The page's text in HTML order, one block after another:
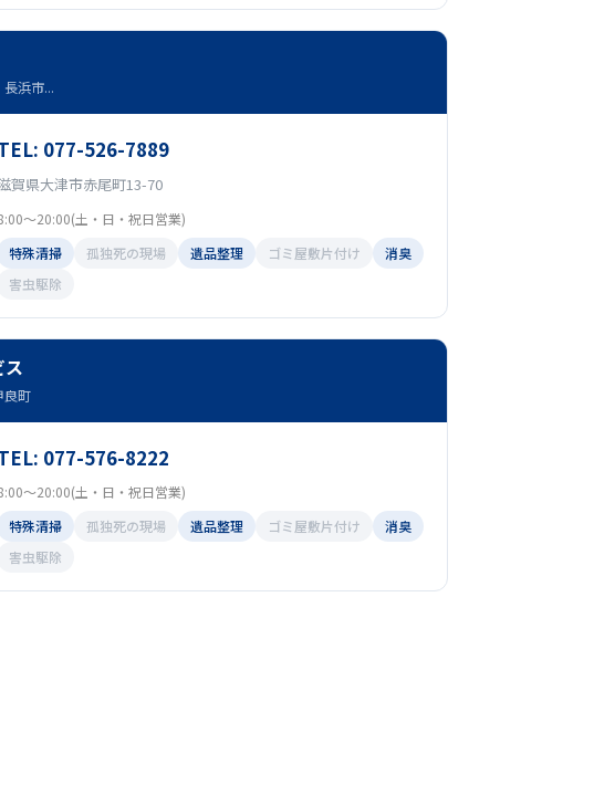
長浜市...
077-526-7889
賀県大津市赤尾町13-70
～20:00(土・日・祝日営業)
特殊清掃
孤独死の現場 遺品整理 ゴミ屋敷片付け
消臭
害虫駆除
良町
077-576-8222
～20:00(土・日・祝日営業)
特殊清掃
孤独死の現場 遺品整理 ゴミ屋敷片付け
消臭
害虫駆除